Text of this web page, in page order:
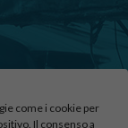
come i cookie per
Il consenso a